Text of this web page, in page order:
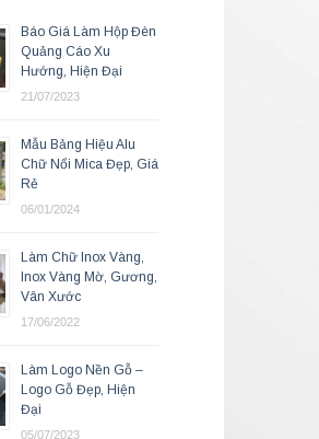
Báo Giá Làm Hộp Đèn
Quảng Cáo Xu
Hướng, Hiện Đại
21/07/2023
Mẫu Bảng Hiệu Alu
Chữ Nổi Mica Đẹp, Giá
Rẻ
06/01/2024
Làm Chữ Inox Vàng,
Inox Vàng Mờ, Gương,
Vân Xước
17/06/2022
Làm Logo Nền Gỗ –
Logo Gỗ Đẹp, Hiện
Đại
05/07/2023